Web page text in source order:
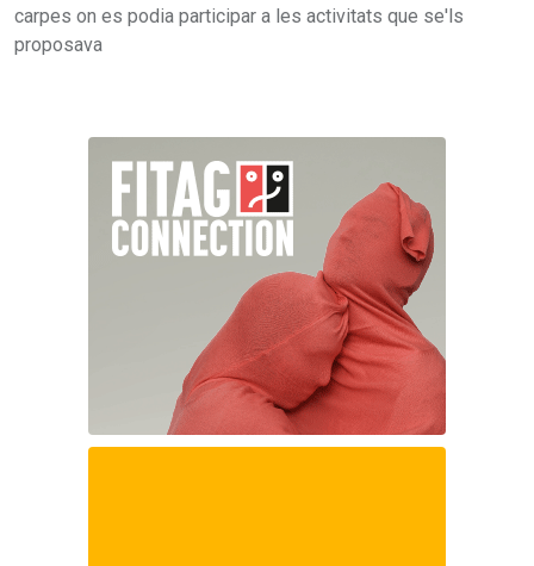
carpes on es podia participar a les activitats que se'ls
proposava